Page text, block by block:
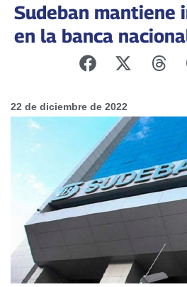
Sudeban mantiene
en la banca
22 de diciembre de 2022